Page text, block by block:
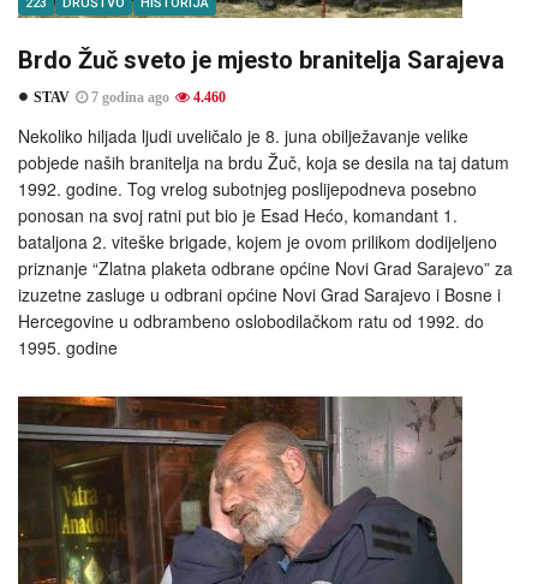
Brdo Žuč sveto je mjesto branitelja Sarajeva
STAV 7 godina ago 4.460
Nekoliko hiljada ljudi uveličalo je 8. juna obilježavanje velike
pobjede naših branitelja na brdu Žuč, koja se desila na taj datum
1992. godine. Tog vrelog subotnjeg poslijepodneva posebno
ponosan na svoj ratni put bio je Esad Hećo, komandant 1.
bataljona 2. viteške brigade, kojem je ovom prilikom dodijeljeno
priznanje “Zlatna plaketa odbrane općine Novi Grad Sarajevo” za
izuzetne zasluge u odbrani općine Novi Grad Sarajevo i Bosne i
Hercegovine u odbrambeno oslobodilačkom ratu od 1992. do
1995. godine